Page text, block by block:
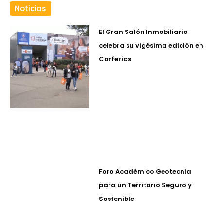
Noticias
El Gran Salón Inmobiliario
celebra su vigésima edición en
Corferias
Foro Académico Geotecnia
para un Territorio Seguro y
Sostenible